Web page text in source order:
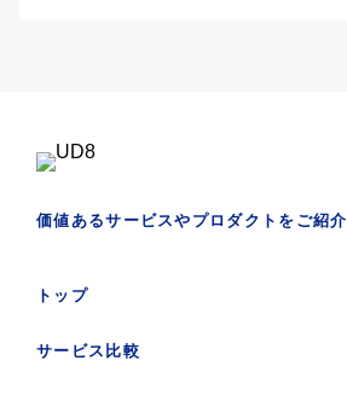
価値あるサービスやプロダクトをご紹介
トップ
サービス比較